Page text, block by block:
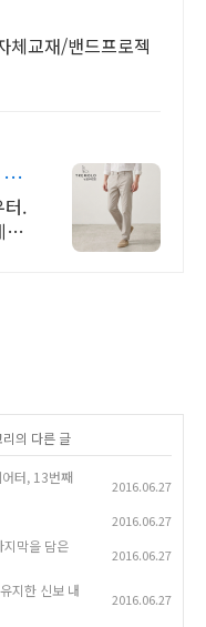
체교재/밴드프로젝
터.
몰
의 다른 글
터, 13번째
2016.06.27
2016.06.27
막을 담은
2016.06.27
지한 신보 내
2016.06.27